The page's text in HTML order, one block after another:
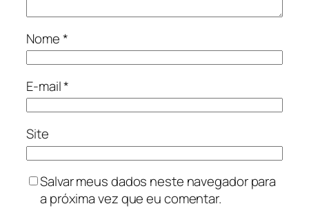
Nome*
E-mail*
Site
Salvar meus dados neste navegador para
a próxima vez que eu comentar.